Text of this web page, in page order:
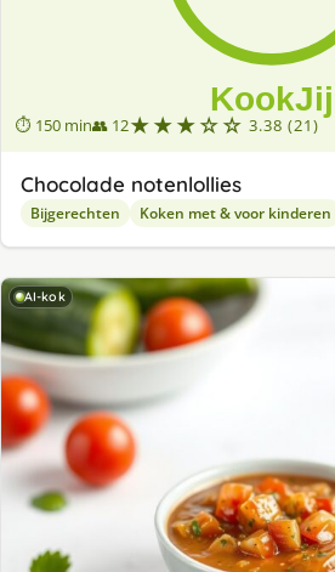
⏱ 150 min👥 12★★★☆☆ 3.38 (21)
Chocolade notenlollies
Bijgerechten Koken met & voor kinderen
AI-kok